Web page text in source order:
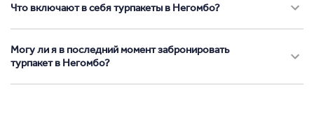
Что включают в себя турпакеты в Негомбо?
Могу ли я в последний момент забронировать
турпакет в Негомбо?